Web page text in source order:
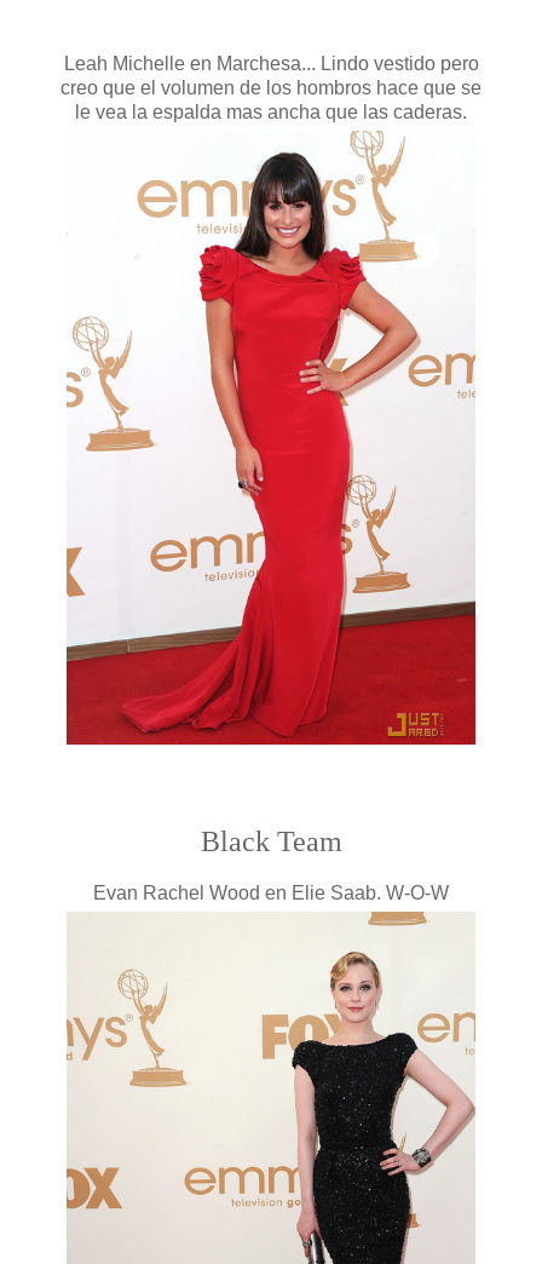
Leah Michelle en Marchesa... Lindo vestido pero
creo que el volumen de los hombros hace que se
le vea la espalda mas ancha que las caderas.
Black Team
Evan Rachel Wood en Elie Saab. W-O-W